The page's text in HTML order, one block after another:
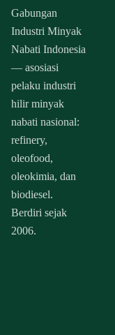
Gabungan
Industri Minyak
Nabati Indonesia
— asosiasi
pelaku industri
hilir minyak
nabati nasional:
refinery,
oleofood,
oleokimia, dan
biodiesel.
Berdiri sejak
2006.